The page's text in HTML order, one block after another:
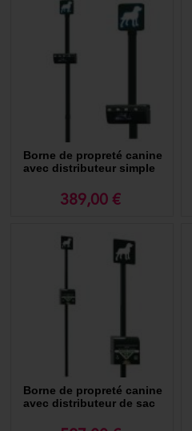
Borne de propreté canine
avec distributeur simple
rouleau389,00 €
Borne de propreté canine
avec distributeur de sac
papier 100%